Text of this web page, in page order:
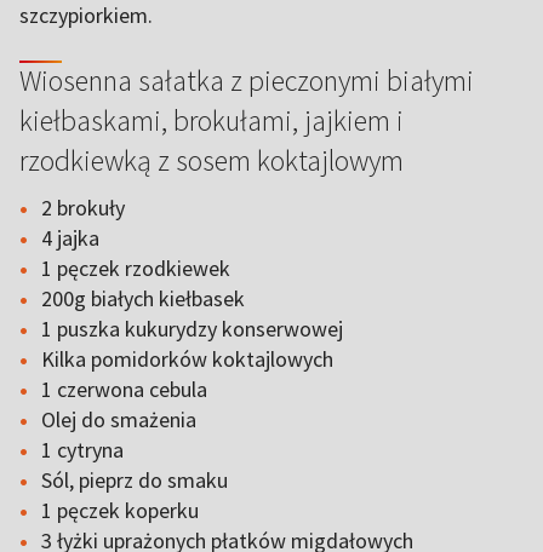
szczypiorkiem.
Wiosenna sałatka z pieczonymi białymi
kiełbaskami, brokułami, jajkiem i
rzodkiewką z sosem koktajlowym
2 brokuły
4 jajka
1 pęczek rzodkiewek
200g białych kiełbasek
1 puszka kukurydzy konserwowej
Kilka pomidorków koktajlowych
1 czerwona cebula
Olej do smażenia
1 cytryna
Sól, pieprz do smaku
1 pęczek koperku
3 łyżki uprażonych płatków migdałowych